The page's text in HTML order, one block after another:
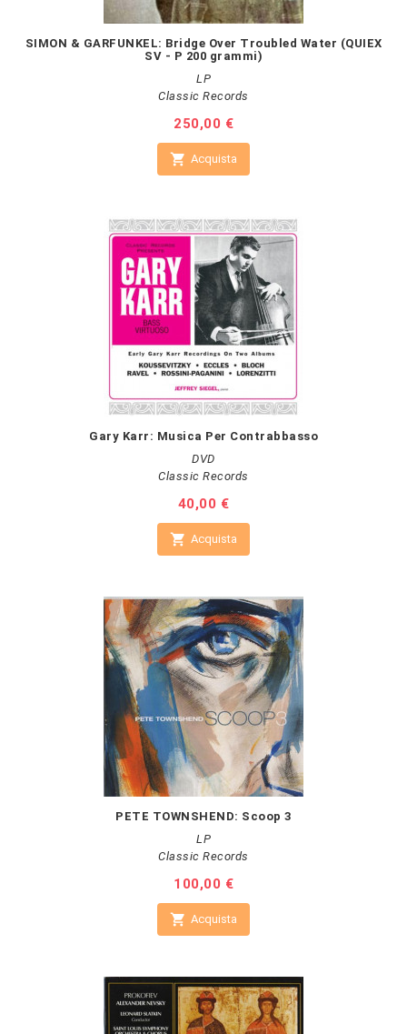
SIMON & GARFUNKEL: Bridge Over Troubled Water (QUIEX
SV - P 200 grammi)
LP
Classic Records
Prezzo
250,00 €
 Acquista
Gary Karr: Musica Per Contrabbasso
DVD
Classic Records
Prezzo
40,00 €
 Acquista
PETE TOWNSHEND: Scoop 3
LP
Classic Records
Prezzo
100,00 €
 Acquista